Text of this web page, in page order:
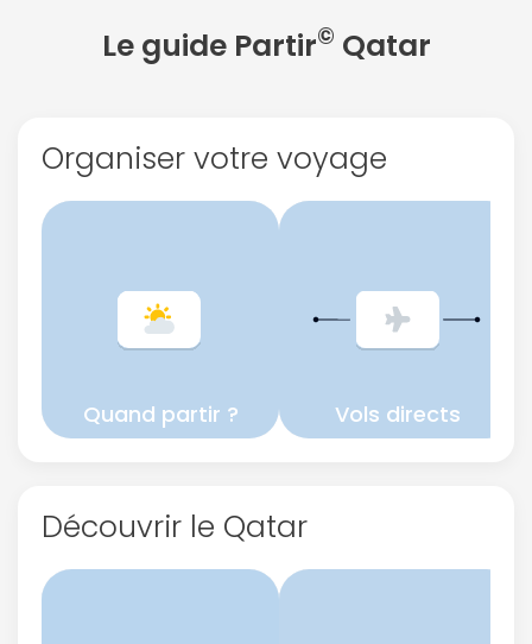
Le guide Partir© Qatar
Organiser votre voyage
Quand partir ? Vols directs
Découvrir le Qatar
Continuer avec Apple